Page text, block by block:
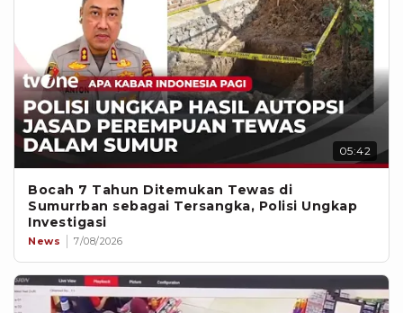
05:42
Bocah 7 Tahun Ditemukan Tewas di
Sumurrban sebagai Tersangka, Polisi Ungkap
Investigasi
News 7/08/2026